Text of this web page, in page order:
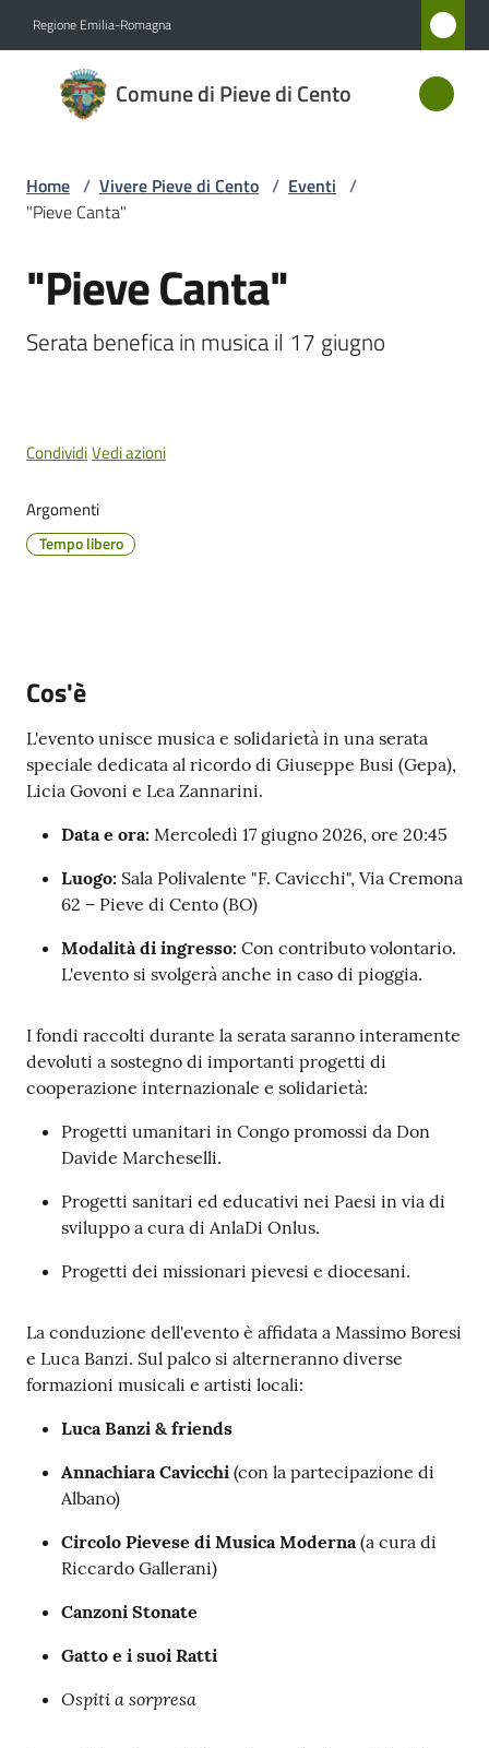
Regione Emilia-Romagna
Comune di Pieve di Cento
Comune
di Pieve
Novità
Servizi
di
Menu selezionato
gli
argomenti...
Home / Vivere Pieve di Cento / Eventi /
"Pieve Canta"
Salta al contenuto
"Pieve Canta"
Serata benefica in musica il 17 giugno
CondividiVedi azioni
Argomenti
Tempo libero
Cos'è
L'evento unisce musica e solidarietà in una serata
speciale dedicata al ricordo di Giuseppe Busi (Gepa),
Licia Govoni e Lea Zannarini.
Data e ora: Mercoledì 17 giugno 2026, ore 20:45
Luogo: Sala Polivalente "F. Cavicchi", Via Cremona
62 – Pieve di Cento (BO)
Modalità di ingresso: Con contributo volontario.
L'evento si svolgerà anche in caso di pioggia.
I fondi raccolti durante la serata saranno interamente
devoluti a sostegno di importanti progetti di
cooperazione internazionale e solidarietà:
Progetti umanitari in Congo promossi da Don
Davide Marcheselli.
Progetti sanitari ed educativi nei Paesi in via di
sviluppo a cura di AnlaDi Onlus.
Progetti dei missionari pievesi e diocesani.
La conduzione dell'evento è affidata a Massimo Boresi
e Luca Banzi. Sul palco si alterneranno diverse
formazioni musicali e artisti locali:
Luca Banzi & friends
Annachiara Cavicchi (con la partecipazione di
Albano)
Circolo Pievese di Musica Moderna(a cura di
Riccardo Gallerani)
Canzoni Stonate
Gatto e i suoi Ratti
Ospiti a sorpresa